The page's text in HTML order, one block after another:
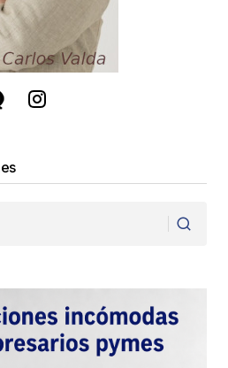
Política de
Términos del servicio